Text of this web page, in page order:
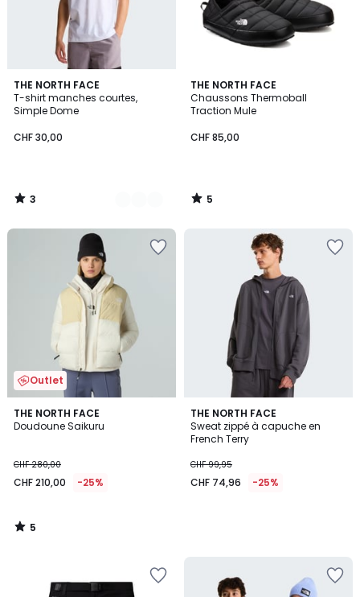
THE NORTH FACE
T-shirt manches courtes,
Simple Dome
CHF 30,00
3
/
5
3
Couleurs
3
/
THE NORTH FACE
Chaussons Thermoball
Traction Mule
CHF 85,00
5
/
5
5
/
Outlet
THE NORTH FACE
Doudoune Saikuru
CHF 280,00
CHF 210,00 -25%
5
/
5
/
THE NORTH FACE
Sweat zippé à capuche en
French Terry
CHF 99,95
CHF 74,96 -25%